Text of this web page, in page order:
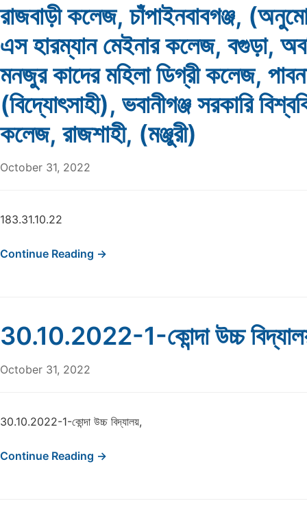
রাজবাড়ী কলেজ, চাঁপাইনবাবগঞ্জ,
এস হারম্যান মেইনার কলেজ, বগুড়া,
মনজুর কাদের মহিলা ডিগ্রী কলেজ,
(বিদ্যোৎসাহী), ভবানীগঞ্জ সরকারি
কলেজ, রাজশাহী, (মঞ্জুরী)
October 31, 2022
183.31.10.22
Continue Reading →
30.10.2022-1-কোন্দা উচ্চ
October 31, 2022
30.10.2022-1-কোন্দা উচ্চ বিদ্যালয়,
Continue Reading →